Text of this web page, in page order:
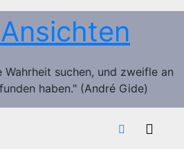
Wahrheit suchen, und zweifle an
haben." (André Gide)